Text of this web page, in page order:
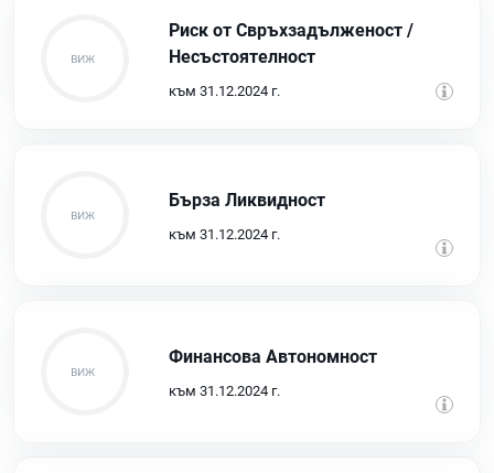
Риск от Свръхзадълженост /
Несъстоятелност
към 31.12.2024 г.
Бърза Ликвидност
към 31.12.2024 г.
Финансова Автономност
към 31.12.2024 г.